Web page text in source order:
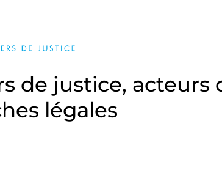
de justice, acteurs
légales